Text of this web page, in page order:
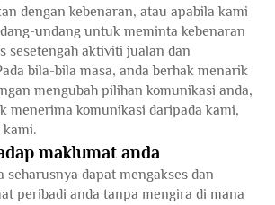
dengan kebenaran, atau apabila kami
undang untuk meminta kebenaran
sesetengah aktiviti jualan dan
bila-bila masa, anda berhak menarik
mengubah pilihan komunikasi anda,
menerima komunikasi daripada kami,
kami.
maklumat anda
seharusnya dapat mengakses dan
peribadi anda tanpa mengira di mana